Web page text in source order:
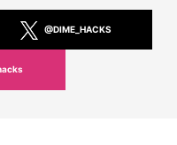
@DIME_HACKS